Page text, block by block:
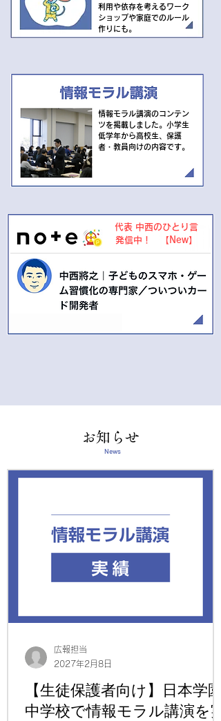
利用や依存を考えるワーク
ショップや家庭でのルール
作りにも。
​情報モラル講演のコンテン
ツを掲載しました。小学生
低学年から高校生、保護
者・教員向けの内容です。
代表 中西のひとり言
​発信中！ 【New】
News
お知らせ
【生徒保護者向け】日本学園
中学校で情報モラル講演を実
広報担当
2027年2月8日